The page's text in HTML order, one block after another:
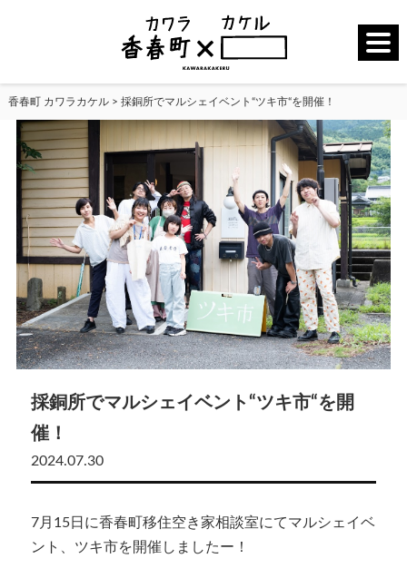
香春町 カワラカケル> 採銅所でマルシェイベント“ツキ市“を開催！
採銅所でマルシェイベント“ツキ市“を開
催！
2024.07.30
7月15日に香春町移住空き家相談室にてマルシェイベ
ント、ツキ市を開催しましたー！